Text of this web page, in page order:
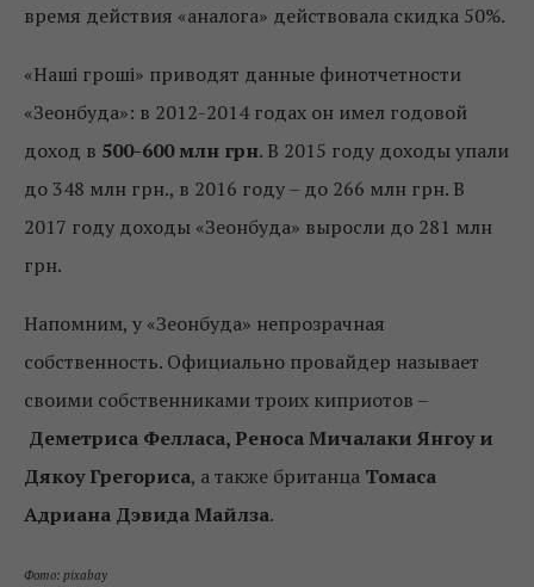
время действия «аналога» действовала скидка 50%.
«Наші гроші» приводят данные финотчетности
«Зеонбуда»: в 2012-2014 годах он имел годовой
доход в 500-600 млн грн. В 2015 году доходы упали
до 348 млн грн., в 2016 году – до 266 млн грн. В
2017 году доходы «Зеонбуда» выросли до 281 млн
грн.
Напомним, у «Зеонбуда» непрозрачная
собственность. Официально провайдер называет
своими собственниками троих киприотов –
Деметриса Фелласа, Реноса Мичалаки Янгоу и
Дякоу Грегориса, а также британца Томаса
Адриана Дэвида Майлза.
Фото: pixabay